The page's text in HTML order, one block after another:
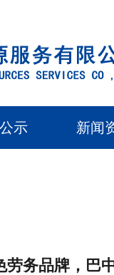
示 新闻
劳务品牌，巴